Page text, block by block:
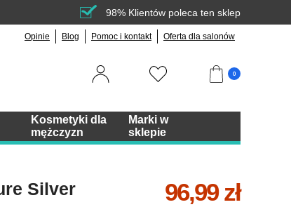
98% Klientów poleca ten sklep
Opinie Blog Pomoc i kontakt Oferta dla salonów
0
Kosmetyki dla
mężczyzn
Marki w
sklepie
Silver
96,99 zł